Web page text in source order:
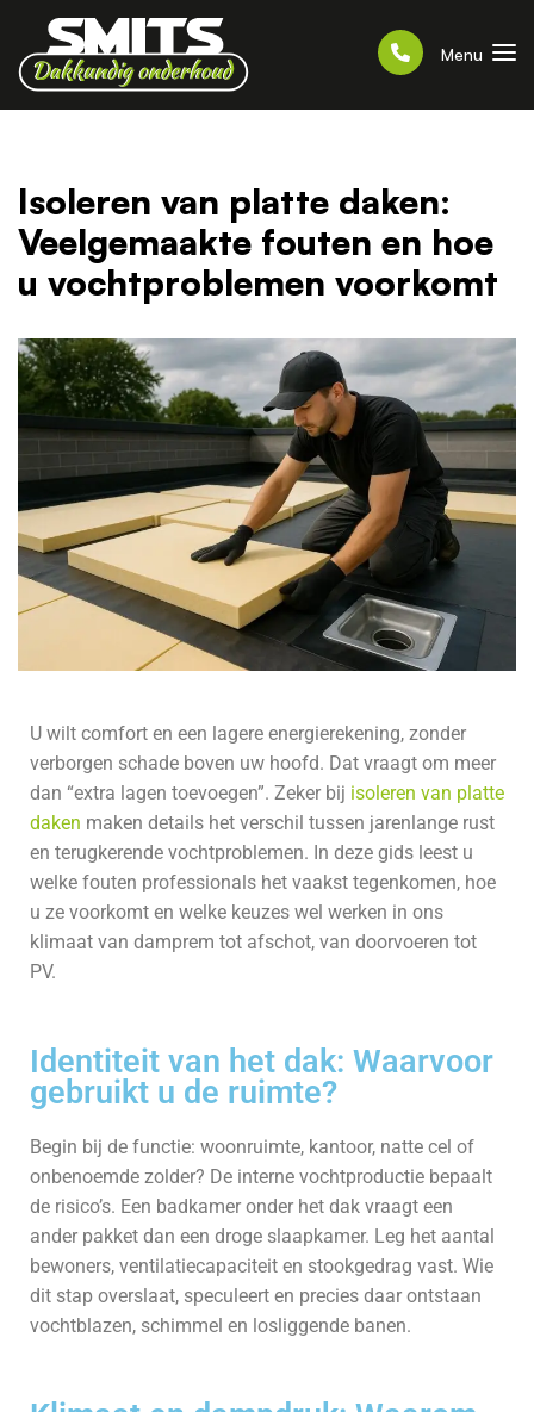
Menu
Isoleren van platte daken:
Veelgemaakte fouten en hoe
u vochtproblemen voorkomt
U wilt comfort en een lagere energierekening, zonder
verborgen schade boven uw hoofd. Dat vraagt om meer
dan “extra lagen toevoegen”. Zeker bij isoleren van platte
daken maken details het verschil tussen jarenlange rust
en terugkerende vochtproblemen. In deze gids leest u
welke fouten professionals het vaakst tegenkomen, hoe
u ze voorkomt en welke keuzes wel werken in ons
klimaat van damprem tot afschot, van doorvoeren tot
PV.
Identiteit van het dak: Waarvoor
gebruikt u de ruimte?
Begin bij de functie: woonruimte, kantoor, natte cel of
onbenoemde zolder? De interne vochtproductie bepaalt
de risico’s. Een badkamer onder het dak vraagt een
ander pakket dan een droge slaapkamer. Leg het aantal
bewoners, ventilatiecapaciteit en stookgedrag vast. Wie
dit stap overslaat, speculeert en precies daar ontstaan
vochtblazen, schimmel en losliggende banen.